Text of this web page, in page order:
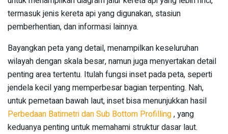
termasuk jenis kereta api yang digunakan, stasiun
pemberhentian, dan informasi lainnya.
Bayangkan peta yang detail, menampilkan keseluruhan
wilayah dengan skala besar, namun juga menyertakan detail
penting area tertentu. Itulah fungsi inset pada peta, seperti
jendela kecil yang memperbesar bagian terpenting. Nah,
untuk pemetaan bawah laut, inset bisa menunjukkan hasil
Perbedaan Batimetri dan Sub Bottom Profilling, yang
keduanya penting untuk memahami struktur dasar laut.